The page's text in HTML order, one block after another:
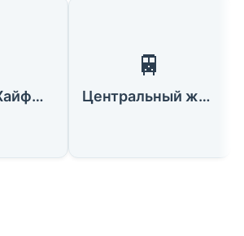
Аэропорт Хайфы (HFA)
🚆
Центральный железнодорожный вокзал Хайфы